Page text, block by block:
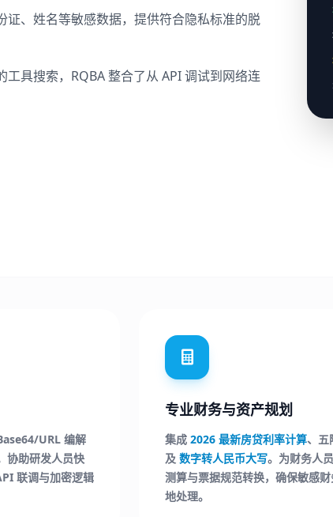
证、姓名等敏感数据，提供符合隐私标准的脱
工具搜索，RQBA 整合了从 API 调试到网络连
URL 编解
协助研发人员快
联调与加密逻辑
专业财务与资产规划
集成 2026 最新房贷利率计算、五
及 数字转人民币大写。为财务人
测算与票据规范转换，确保敏感
地处理。